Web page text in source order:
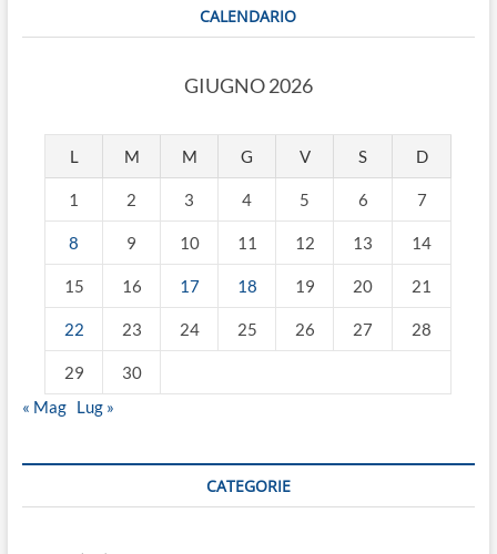
CALENDARIO
GIUGNO 2026
L M M G V S D
1 2 3 4 5 6 7
8 9 10 11 12 13 14
15 16 17 18 19 20 21
22 23 24 25 26 27 28
29
30
« Mag Lug »
CATEGORIE